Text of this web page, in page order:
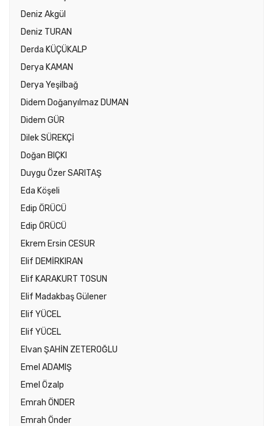
Deniz Akgül
Deniz TURAN
Derda KÜÇÜKALP
Derya KAMAN
Derya Yeşilbağ
Didem Doğanyılmaz DUMAN
Didem GÜR
Dilek SÜREKÇİ
Doğan BIÇKI
Duygu Özer SARITAŞ
Eda Köşeli
Edip ÖRÜCÜ
Edip ÖRÜCÜ
Ekrem Ersin CESUR
Elif DEMİRKIRAN
Elif KARAKURT TOSUN
Elif Madakbaş Gülener
Elif YÜCEL
Elif YÜCEL
Elvan ŞAHİN ZETEROĞLU
Emel ADAMIŞ
Emel Özalp
Emrah ÖNDER
Emrah Önder